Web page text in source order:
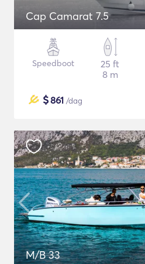
Cap Camarat 7.5
Speedboot
25 ft
8 m
$861 /dag
M/B 33